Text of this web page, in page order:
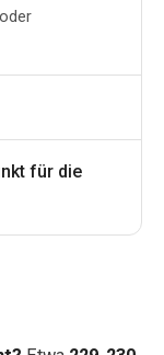
für die